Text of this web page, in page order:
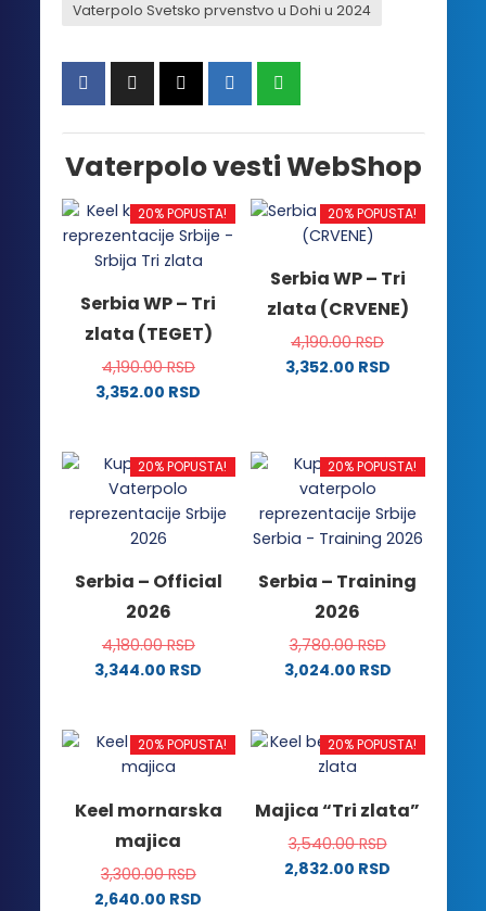
Vaterpolo Svetsko prvenstvo u Dohi u 2024
Vaterpolo vesti WebShop
20% POPUSTA!
Serbia WP – Tri
zlata (TEGET)
4,190.00RSD
3,352.00 RSD
ima
više
varijanti.
Opcije
biti
izabrane
na
stranici
20% POPUSTA!
Serbia WP – Tri
zlata (CRVENE)
4,190.00RSD
3,352.00 RSD
više
varijanti.
Opcije
mogu
izabrane
na
stranici
proizvoda.
20% POPUSTA!
Serbia – Official
2026
4,180.00RSD
3,344.00 RSD
ima
više
Opcije
mogu
biti
izabrane
20% POPUSTA!
Serbia – Training
2026
3,780.00RSD
3,024.00 RSD
ima
više
Opcije
mogu
biti
20% POPUSTA!
Keel mornarska
majica
3,300.00RSD
2,640.00 RSD
20% POPUSTA!
Majica “Tri zlata”
3,540.00RSD
2,832.00 RSD